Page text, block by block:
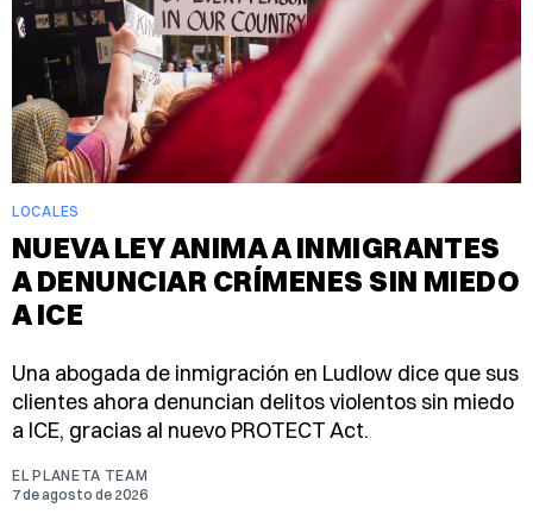
LOCALES
NUEVA LEY ANIMA A INMIGRANTES
A DENUNCIAR CRÍMENES SIN MIEDO
A ICE
Una abogada de inmigración en Ludlow dice que sus
clientes ahora denuncian delitos violentos sin miedo
a ICE, gracias al nuevo PROTECT Act.
EL PLANETA TEAM
7 de agosto de 2026